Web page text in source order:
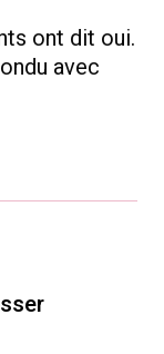
ont dit oui.
avec